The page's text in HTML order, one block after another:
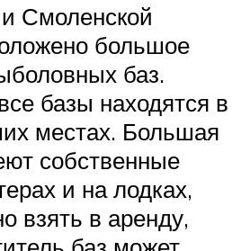
Смоленской
большое
баз.
базы находятся в
местах. Большая
собственные
и на лодках,
взять в аренду,